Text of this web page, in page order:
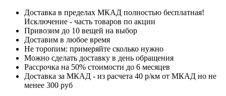
Доставка в пределах МКАД полностью бесплатная!
Исключение - часть товаров по акции
Привозим до 10 вещей на выбор
Доставим в любое время
Не торопим: примеряйте сколько нужно
Можно сделать доставку в день обращения
Рассрочка на 50% стоимости до 6 месяцев
Доставка за МКАД - из расчета 40 р/км от МКАД но не
менее 300 руб